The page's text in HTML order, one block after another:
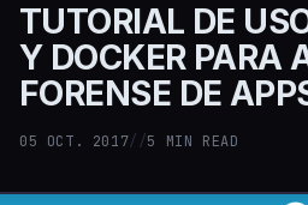
TUTORIAL DE
Y DOCKER PARA
FORENSE DE
05 OCT. 2017//5 MIN READ